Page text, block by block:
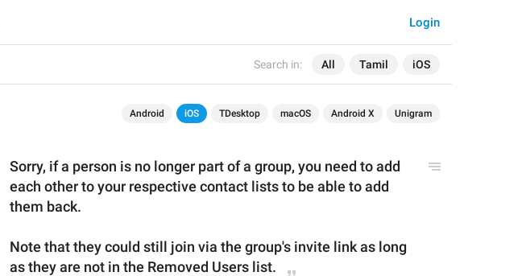
Search in: All Tamil iOS
Login
Android iOS TDesktop macOS Android X Unigram
Sorry, if a person is no longer part of a group, you need to add
each other to your respective contact lists to be able to add
them back.
Note that they could still join via the group's invite link as long
as they are not in the Removed Users list.